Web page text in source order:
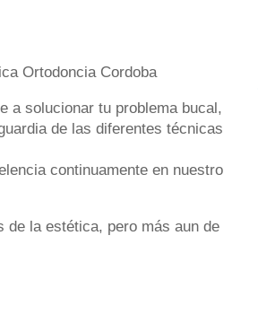
a solucionar tu problema bucal,
de las diferentestécnicas
continuamente en nuestro
de la estética, pero más aun de